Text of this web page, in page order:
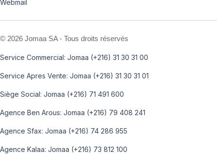
Webmail
© 2026 Jomaa SA - Tous droits réservés
Service Commercial: Jomaa (+216) 31 30 31 00
Service Apres Vente: Jomaa (+216) 31 30 31 01
Siège Social: Jomaa (+216) 71 491 600
Agence Ben Arous: Jomaa (+216) 79 408 241
Agence Sfax: Jomaa (+216) 74 286 955
Agence Kalaa: Jomaa (+216) 73 812 100